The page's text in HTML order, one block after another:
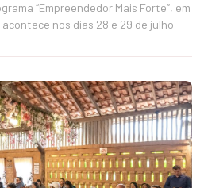
“Empreendedor Mais Forte”, em
nos dias 28 e 29 de julho